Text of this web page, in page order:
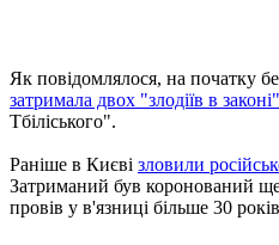
Як повідомлялося, на початку
затримала двох "злодіїв в законі"
Тбіліського".
Раніше в Києві зловили
Затриманий був коронований
провів у в'язниці більше 30